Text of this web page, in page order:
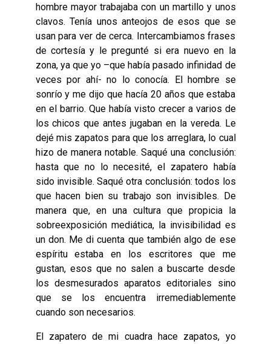
hombre mayor trabajaba con un martillo y unos
clavos. Tenía unos anteojos de esos que se
usan para ver de cerca. Intercambiamos frases
de cortesía y le pregunté si era nuevo en la
zona, ya que yo –que había pasado infinidad de
veces por ahí- no lo conocía. El hombre se
sonrío y me dijo que hacía 20 años que estaba
en el barrio. Que había visto crecer a varios de
los chicos que antes jugaban en la vereda. Le
dejé mis zapatos para que los arreglara, lo cual
hizo de manera notable. Saqué una conclusión:
hasta que no lo necesité, el zapatero había
sido invisible. Saqué otra conclusión: todos los
que hacen bien su trabajo son invisibles. De
manera que, en una cultura que propicia la
sobreexposición mediática, la invisibilidad es
un don. Me di cuenta que también algo de ese
espíritu estaba en los escritores que me
gustan, esos que no salen a buscarte desde
los desmesurados aparatos editoriales sino
que se los encuentra irremediablemente
cuando son necesarios.
El zapatero de mi cuadra hace zapatos, yo